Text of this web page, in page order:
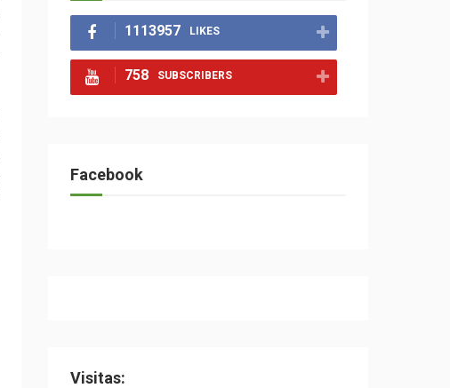
1113957 LIKES
758 SUBSCRIBERS
Facebook
Visitas: